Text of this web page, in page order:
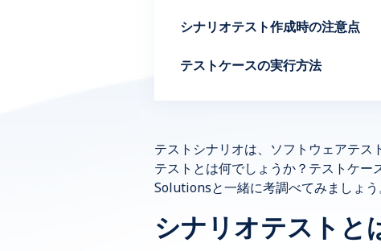
テストシナリオは、ソフトウェアテ
テストとは何でしょうか？テストケ
Solutionsと一緒に考調べてみましょう
シナリオテストと
シナリオテスト作成時の注意点
テストケースの実行方法